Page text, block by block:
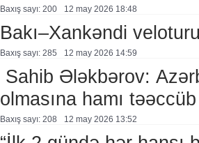
Baxış sayı: 200 12 may 2026 18:48
Bakı–Xankəndi
Baxış sayı: 285 12 may 2026 14:59
Sahib Ələkbərov:
olmasına hamı
Baxış sayı: 208 12 may 2026 13:52